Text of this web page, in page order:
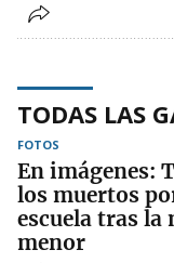
TODAS LAS
FOTOS
En imágenes:
los muertos
escuela tras la
menor